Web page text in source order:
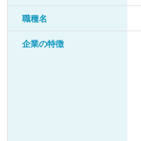
職種名
企業の特徴